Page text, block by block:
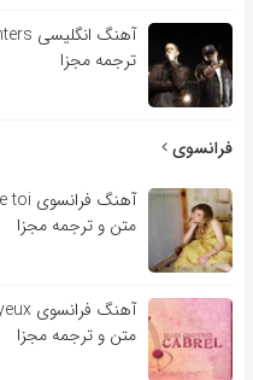
ترجمه مجزا
فرانسوی
متن و ترجمه مجزا
متن و ترجمه مجزا